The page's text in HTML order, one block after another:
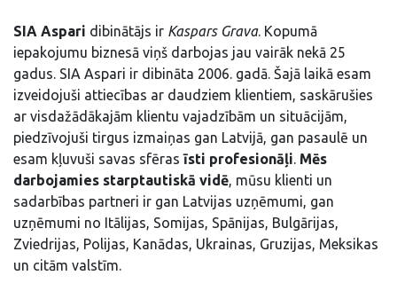
SIA Aspari dibinātājs ir Kaspars Grava. Kopumā
iepakojumu biznesā viņš darbojas jau vairāk nekā 25
gadus. SIA Aspari ir dibināta 2006. gadā. Šajā laikā esam
izveidojuši attiecības ar daudziem klientiem, saskārušies
ar visdažādākajām klientu vajadzībām un situācijām,
piedzīvojuši tirgus izmaiņas gan Latvijā, gan pasaulē un
esam kļuvuši savas sfērasīsti profesionāļi. Mēs
darbojamies starptautiskā vidē, mūsu klienti un
sadarbības partneri ir gan Latvijas uzņēmumi, gan
uzņēmumi no Itālijas, Somijas, Spānijas, Bulgārijas,
Zviedrijas, Polijas, Kanādas, Ukrainas, Gruzijas, Meksikas
un citām valstīm.